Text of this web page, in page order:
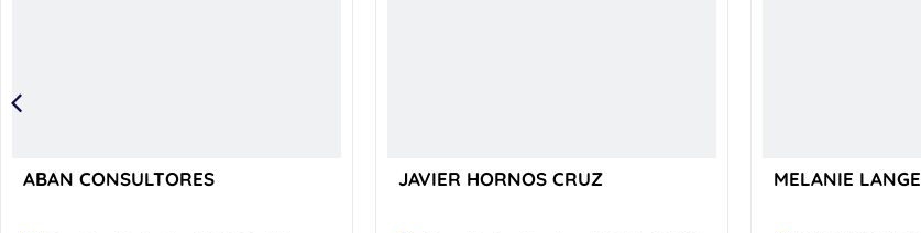
ABAN CONSULTORES JAVIER HORNOS CRUZ MELANIE LANGE